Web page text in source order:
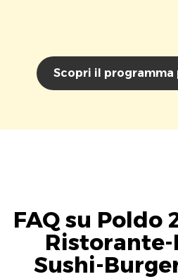
Scopri il
FAQ su Poldo
Ristorante-
Sushi-